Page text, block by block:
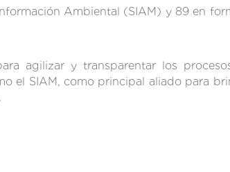
Ambiental (SIAM) y 89 en
agilizar y transparentar los
el SIAM, como principal aliado para